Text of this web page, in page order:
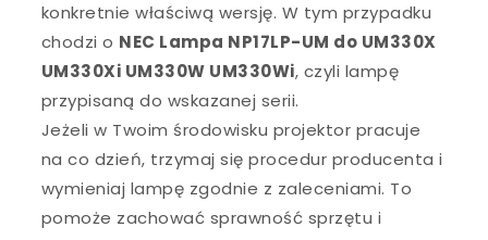
konkretnie właściwą wersję. W tym przypadku
chodzi o NEC Lampa NP17LP-UM do UM330X
UM330Xi UM330W UM330Wi, czyli lampę
przypisaną do wskazanej serii.
Jeżeli w Twoim środowisku projektor pracuje
na co dzień, trzymaj się procedur producenta i
wymieniaj lampę zgodnie z zaleceniami. To
pomoże zachować sprawność sprzętu i